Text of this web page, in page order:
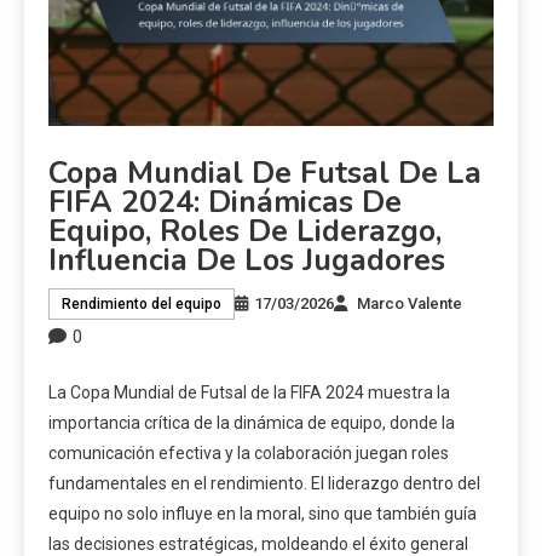
Copa Mundial De Futsal De La
FIFA 2024: Dinámicas De
Equipo, Roles De Liderazgo,
Influencia De Los Jugadores
Rendimiento del equipo 17/03/2026 Marco Valente
0
La Copa Mundial de Futsal de la FIFA 2024 muestra la
importancia crítica de la dinámica de equipo, donde la
comunicación efectiva y la colaboración juegan roles
fundamentales en el rendimiento. El liderazgo dentro del
equipo no solo influye en la moral, sino que también guía
las decisiones estratégicas, moldeando el éxito general